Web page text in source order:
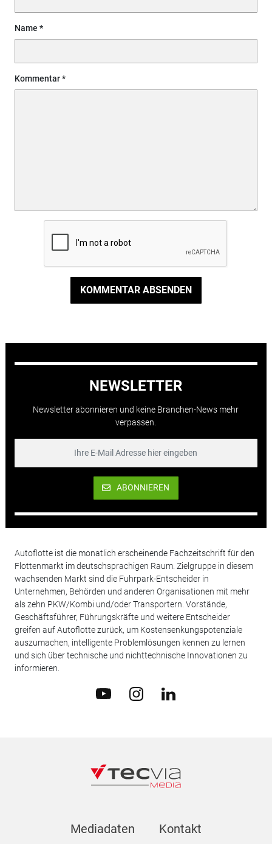
Name
Kommentar
KOMMENTAR ABSENDEN
NEWSLETTER
Newsletter abonnieren und keine Branchen-News mehr
verpassen.
ABONNIEREN
Autoflotte ist die monatlich erscheinende Fachzeitschrift für den
Flottenmarkt im deutschsprachigen Raum. Zielgruppe in diesem
wachsenden Markt sind die Fuhrpark-Entscheider in
Unternehmen, Behörden und anderen Organisationen mit mehr
als zehn PKW/Kombi und/oder Transportern. Vorstände,
Geschäftsführer, Führungskräfte und weitere Entscheider
greifen auf Autoflotte zurück, um Kostensenkungspotenziale
auszumachen, intelligente Problemlösungen kennen zu lernen
und sich über technische und nichttechnische Innovationen zu
informieren.
Mediadaten Kontakt